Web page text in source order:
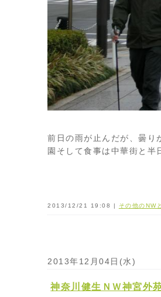
前日の雨が止んだが、曇り
園そして食事は中華街と半
2013/12/21 19:08 | その他のNW
2013年12月04日(水)
神奈川健生ＮＷ神宮外